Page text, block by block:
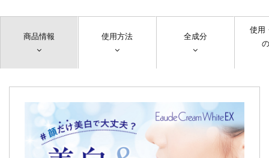
商品情報 使用方法 全成分
使用